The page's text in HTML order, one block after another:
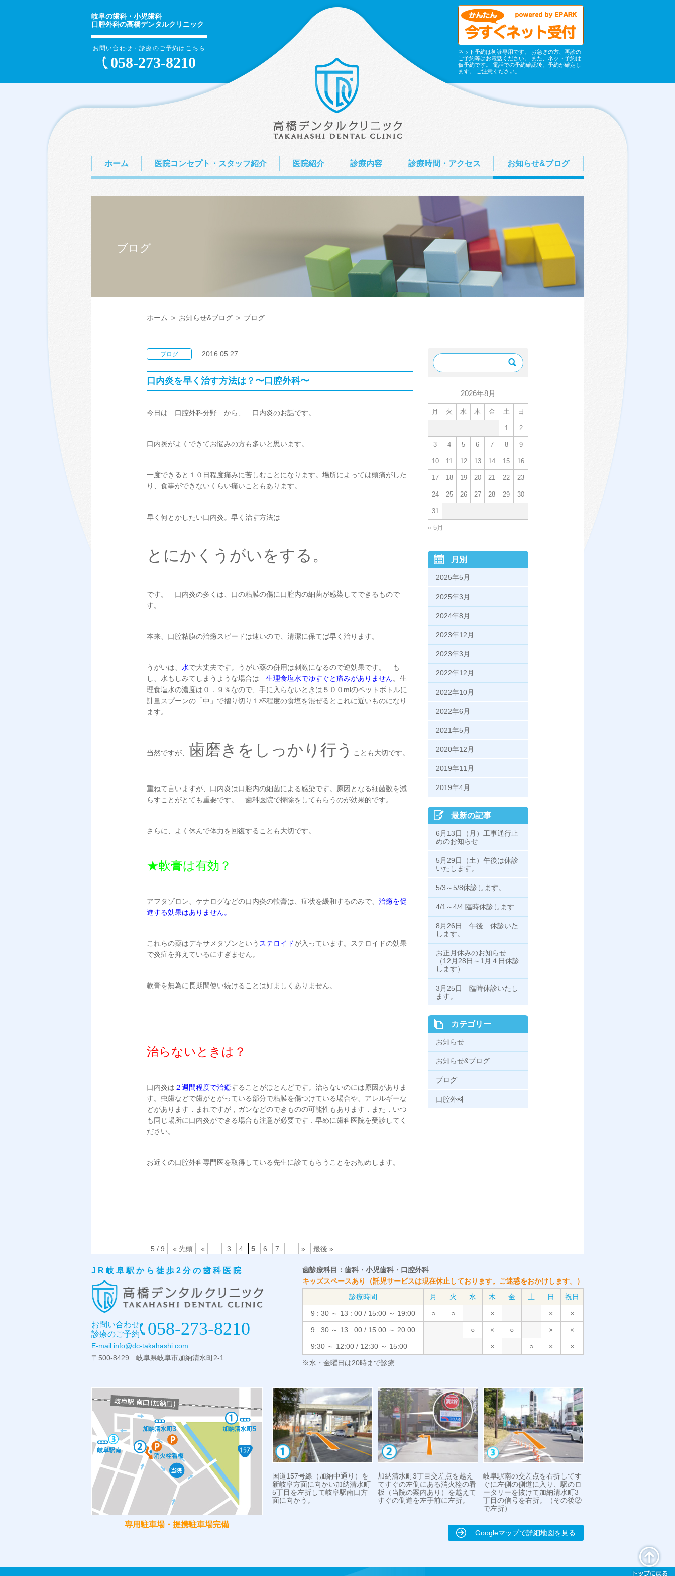
岐阜の歯科・小児歯科
口腔外科の高橋デンタルクリニック
お問い合わせ・診療のご予約はこちら
058-273-8210
ネット予約は初診専用です。 お急ぎの方、再診の
ご予約等はお電話ください。 また、ネット予約は
仮予約です。 電話での予約確認後、予約が確定し
ます。 ご注意ください。
ホーム 医院コンセプト・スタッフ紹介 医院紹介 診療内容 診療時間・アクセス お知らせ&ブログ
ブログ
ホーム > お知らせ&ブログ > ブログ
ブログ 2016.05.27
口内炎を早く治す方法は？〜口腔外科〜
今日は 口腔外科分野 から、 口内炎のお話です。
口内炎がよくできてお悩みの方も多いと思います。
一度できると１０日程度痛みに苦しむことになります。場所によっては頭痛がした
り、食事ができないくらい痛いこともあります。
早く何とかしたい口内炎。早く治す方法は
とにかくうがいをする。
です。 口内炎の多くは、口の粘膜の傷に口腔内の細菌が感染してできるもので
す。
本来、口腔粘膜の治癒スピードは速いので、清潔に保てば早く治ります。
うがいは、 水で大丈夫です。うがい薬の併用は刺激になるので逆効果です。 も
し、水もしみてしまうような場合は 生理食塩水でゆすぐと痛みがありません。生
理食塩水の濃度は０．９％なので、手に入らないときは５００mlのペットボトルに
計量スプーンの「中」で摺り切り１杯程度の食塩を混ぜるとこれに近いものになり
ます。
当然ですが、 歯磨きをしっかり行う ことも大切です。
重ねて言いますが、口内炎は口腔内の細菌による感染です。原因となる細菌数を減
らすことがとても重要です。 歯科医院で掃除をしてもらうのが効果的です。
さらに、よく休んで体力を回復することも大切です。
★軟膏は有効？
アフタゾロン、ケナログなどの口内炎の軟膏は、症状を緩和するのみで、 治癒を促
進する効果はありません。
これらの薬はデキサメタゾンという ステロイドが入っています。ステロイドの効果
で炎症を抑えているにすぎません。
軟膏を無為に長期間使い続けることは好ましくありません。
治らないときは？
口内炎は ２週間程度で治癒することがほとんどです。治らないのには原因がありま
す。虫歯などで歯がとがっている部分で粘膜を傷つけている場合や、アレルギーな
どがあります．まれですが，ガンなどのできものの可能性もあります．また，いつ
も同じ場所に口内炎ができる場合も注意が必要です．早めに歯科医院を受診してく
ださい。
お近くの口腔外科専門医を取得している先生に診てもらうことをお勧めします。
5 / 9 « 先頭 « 3 4 5 6 7 » 最後 »
2026年8月
月 火 水 木 金 土 日
« 5月
1 2
3 4 5 6 7 8 9
10 11 12 13 14 15 16
17 18 19 20 21 22 23
24 25 26 27 28 29 30
31
月別
2025年5月
2025年3月
2024年8月
2023年12月
2023年3月
2022年12月
2022年10月
2022年6月
2021年5月
2020年12月
2019年11月
2019年4月
最新の記事
6月13日（月）工事通行止
めのお知らせ
5月29日（土）午後は休診
いたします。
5/3～5/8休診します。
4/1～4/4 臨時休診します
8月26日 午後 休診いた
します。
お正月休みのお知らせ
（12月28日～1月４日休診
します）
3月25日 臨時休診いたし
ます。
カテゴリー
お知らせ
お知らせ&ブログ
ブログ
口腔外科
JR岐阜駅から徒歩2分の歯科医院
お問い合わせ
診療のご予約
058-273-8210
E-mail info@dc-takahashi.com
〒500-8429 岐阜県岐阜市加納清水町2-1
歯診療科目：歯科・小児歯科・口腔外科
キッズスペースあり（託児サービスは現在休止しております。ご迷惑をおかけします。）
診療時間
月 火 水 木 金 土 日 祝日
9 : 30 ～ 13 : 00 / 15:00 ～ 19:00 ○ ○ × × ×
9 : 30 ～ 13 : 00 / 15:00 ～ 20:00 ○ × ○ × ×
9:30 ～ 12:00 / 12:30 ～ 15:00 × ○ × ×
※水・金曜日は20時まで診療
専用駐車場・提携駐車場完備
国道157号線（加納中通り）を
新岐阜方面に向かい加納清水町
5丁目を左折して岐阜駅南口方
面に向かう。
加納清水町3丁目交差点を越え
てすぐの左側にある消火栓の看
板（当院の案内あり）を越えて
すぐの側道を左手前に左折。
岐阜駅南の交差点を右折してす
ぐに左側の側道に入り、駅のロ
ータリーを抜けて加納清水町3
丁目の信号を右折。（その後②
で左折）
Googleマップで詳細地図を見る